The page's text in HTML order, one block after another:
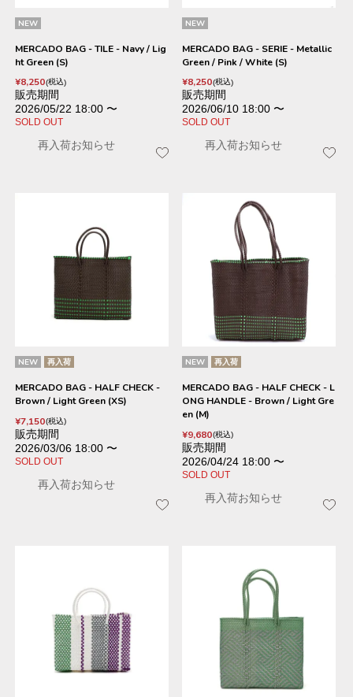
NEW
MERCADO BAG - TILE - Navy / Lig
ht Green (S)
¥8,250 税込
販売期間
2026/05/22 18:00 〜
SOLD OUT
再入荷お知らせ
NEW
MERCADO BAG - SERIE - Metallic
Green / Pink / White (S)
¥8,250 税込
販売期間
2026/06/10 18:00 〜
SOLD OUT
再入荷お知らせ
NEW 再入荷
MERCADO BAG - HALF CHECK -
Brown / Light Green (XS)
¥7,150 税込
販売期間
2026/03/06 18:00 〜
SOLD OUT
再入荷お知らせ
NEW 再入荷
MERCADO BAG - HALF CHECK - L
ONG HANDLE - Brown / Light Gre
en (M)
¥9,680 税込
販売期間
2026/04/24 18:00 〜
SOLD OUT
再入荷お知らせ